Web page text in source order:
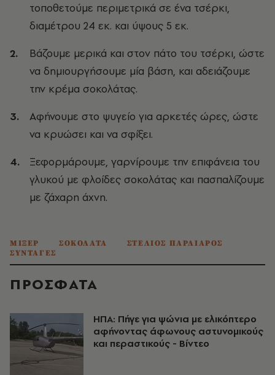
τοποθετούμε περιμετρικά σε ένα τσέρκι,
διαμέτρου 24 εκ. και ύψους 5 εκ.
Βάζουμε μερικά και στον πάτο του τσέρκι, ώστε
να δημιουργήσουμε μία βάση, και αδειάζουμε
την κρέμα σοκολάτας.
Αφήνουμε στο ψυγείο για αρκετές ώρες, ώστε
να κρυώσει και να σφίξει.
Ξεφορμάρουμε, γαρνίρουμε την επιφάνεια του
γλυκού με φλοίδες σοκολάτας και πασπαλίζουμε
με ζάχαρη άχνη.
ΜΙΞΕΡ ΣΟΚΟΛΑΤΑ
ΣΤΕΛΙΟΣ ΠΑΡΛΙΑΡΟΣ
ΣΥΝΤΑΓΕΣ
ΠΡΟΣΦΑΤΑ
ΗΠΑ: Πήγε για ψώνια με ελικόπτερο
αφήνοντας άφωνους αστυνομικούς
και περαστικούς - Βίντεο